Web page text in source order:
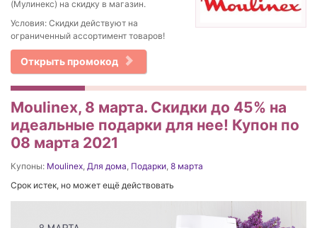
(Мулинекс) на скидку в магазин.
Условия: Скидки действуют на
ограниченный ассортимент товаров!
Открыть промокод
Moulinex, 8 марта. Скидки до 45% на
идеальные подарки для нее! Купон по
08 марта 2021
Купоны: Moulinex, Для дома, Подарки, 8 марта
Срок истек, но может ещё действовать